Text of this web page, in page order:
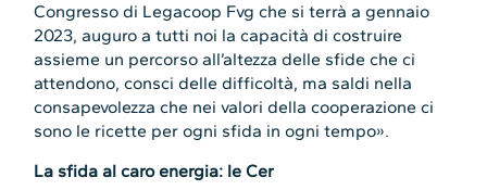
Congresso di Legacoop Fvg che si terrà a gennaio
2023, auguro a tutti noi la capacità di costruire
assieme un percorso all’altezza delle sfide che ci
attendono, consci delle difficoltà, ma saldi nella
consapevolezza che nei valori della cooperazione ci
sono le ricette per ogni sfida in ogni tempo».
La sfida al caro energia: le Cer